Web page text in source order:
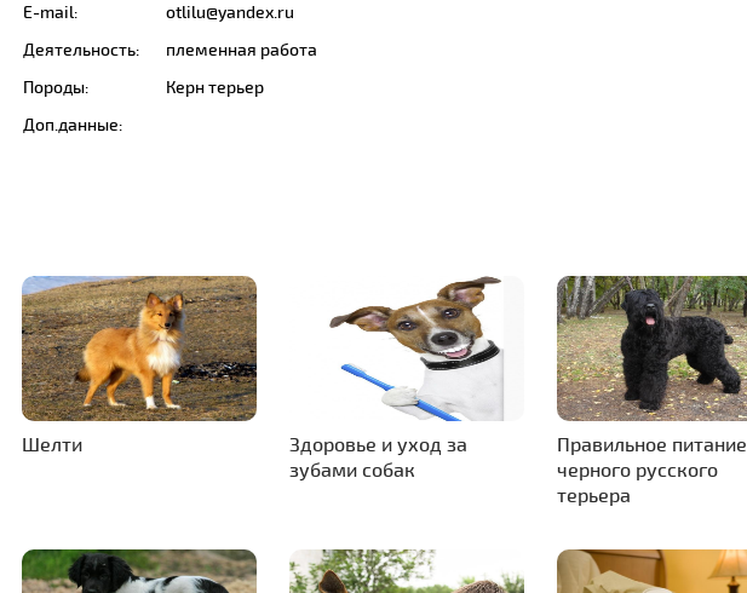
E-mail:
otlilu@yandex.ru
Деятельность:
племенная работа
Породы:
Керн терьер
Доп.данные:
Шелти
Здоровье и уход за
зубами собак
Правильное питание
черного русского
терьера